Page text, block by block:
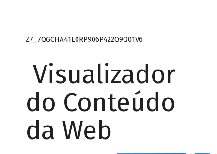
Z7_7QGCHA41L0RP906P422Q9Q01V6
Visualizador
do Conteúdo
da Web